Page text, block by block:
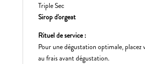
Triple Sec
Sirop d'orgeat
Rituel de service :
Pour une dégustation optimale,
au frais avant dégustation.